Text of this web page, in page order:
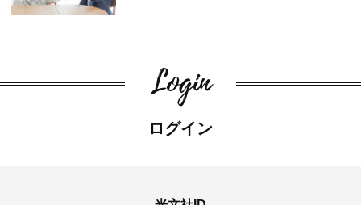
Login
ログイン